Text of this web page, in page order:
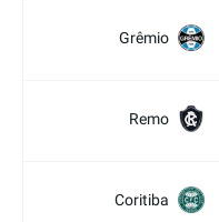
Grêmio
Remo
Coritiba